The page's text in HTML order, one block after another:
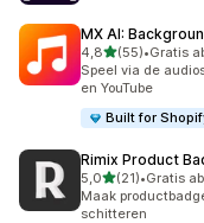
MX AI:
4,8van 5 sterren
(55)
55 recensies in
•Gratis
Speel via de
en YouTube
Built for
Rimix Product
5,0van 5 sterren
(21)
21 recensies in
•Gratis
Maak
schitteren